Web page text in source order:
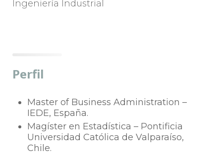
Ingeniería Industrial
Perfil
Master of Business Administration –
IEDE, España.
Magíster en Estadística – Pontificia
Universidad Católica de Valparaíso,
Chile.